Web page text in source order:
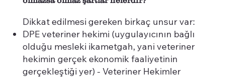
Dikkat edilmesi gereken birkaç unsur var:
DPE veteriner hekimi (uygulayıcının bağlı
olduğu mesleki ikametgah, yani veteriner
hekimin gerçek ekonomik faaliyetinin
gerçekleştiği yer) - Veteriner Hekimler